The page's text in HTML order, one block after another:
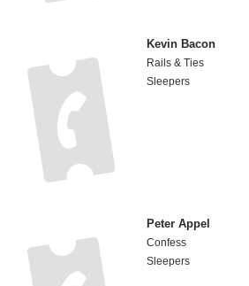
Kevin Bacon
Rails & Ties
Sleepers
Peter Appel
Confess
Sleepers